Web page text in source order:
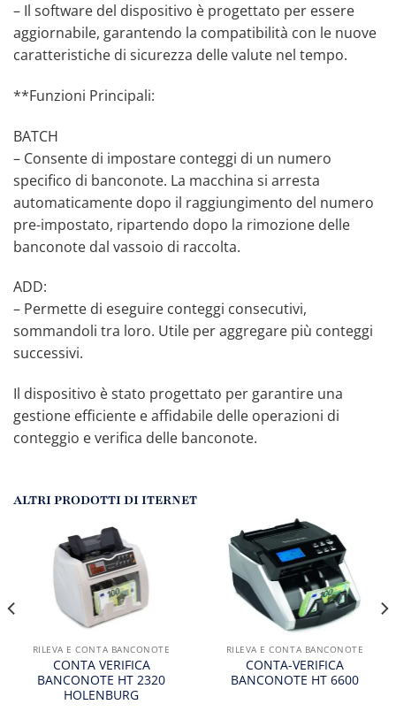
– Il software del dispositivo è progettato per essere
aggiornabile, garantendo la compatibilità con le nuove
caratteristiche di sicurezza delle valute nel tempo.
**Funzioni Principali:
BATCH
– Consente di impostare conteggi di un numero
specifico di banconote. La macchina si arresta
automaticamente dopo il raggiungimento del numero
pre-impostato, ripartendo dopo la rimozione delle
banconote dal vassoio di raccolta.
ADD:
– Permette di eseguire conteggi consecutivi,
sommandoli tra loro. Utile per aggregare più conteggi
successivi.
Il dispositivo è stato progettato per garantire una
gestione efficiente e affidabile delle operazioni di
conteggio e verifica delle banconote.
ALTRI PRODOTTI DI ITERNET
RILEVA E CONTA BANCONOTE
CONTA VERIFICA
BANCONOTE HT 2320
HOLENBURG
RILEVA E CONTA BANCONOTE
CONTA-VERIFICA
BANCONOTE HT 6600